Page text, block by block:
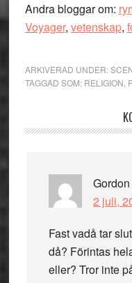
Andra bloggar om:
Voyager, vetenskap,
ARKIVERAD UNDER:
TAGGAD SOM: RELIGION
Gordon
2 juli,
Fast vadå tar
då? Förintas
eller? Tror inte